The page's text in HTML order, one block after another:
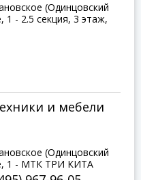
(Одинцовский
- 2.5 секция, 3 этаж,
и мебели
(Одинцовский
1 - МТК ТРИ КИТА